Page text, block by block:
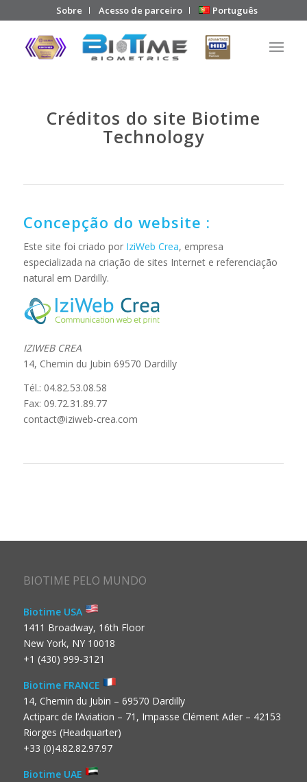
Sobre Acesso de parceiro Português
Créditos do site Biotime
Technology
Concepção do website :
Este site foi criado por IziWeb Crea, empresa
especializada na criação de sites Internet e referenciação
natural em Dardilly.
IZIWEB CREA
14, Chemin du Jubin 69570 Dardilly
Tél.: 04.82.53.08.58
Fax: 09.72.31.89.77
contact@iziweb-crea.com
BIOTIME PELO MUNDO
Biotime USA
1411 Broadway, 16th Floor
New York, NY 10018
+1 (430) 999-3121
Biotime FRANCE
14, Chemin du Jubin – 69570 Dardilly
Actiparc de l’Aviation – 71, Impasse Clément Ader – 42153
Riorges (Headquarter)
+33 (0)4.82.82.97.97
Biotime UAE